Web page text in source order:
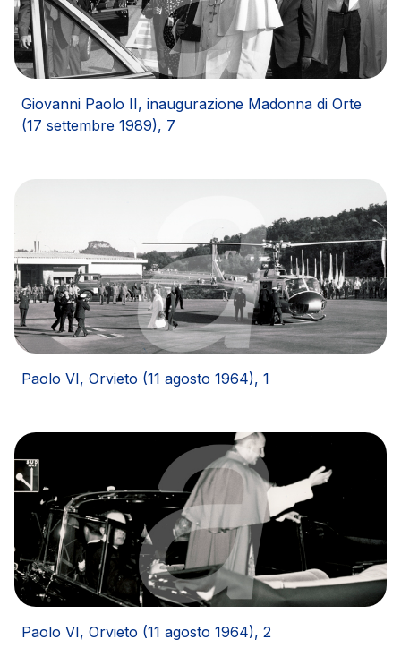
Giovanni Paolo II, inaugurazione Madonna di Orte
(17 settembre 1989), 7
Paolo VI, Orvieto (11 agosto 1964), 1
Paolo VI, Orvieto (11 agosto 1964), 2